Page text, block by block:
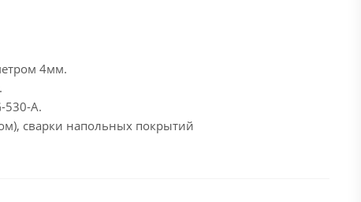
4мм.
530-A.
сварки напольных покрытий